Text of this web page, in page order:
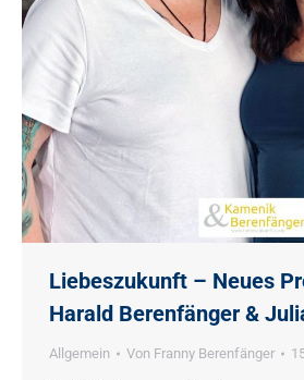
Liebeszukunft – Neues
Harald Berenfänger &
Allgemein Von Franny Berenfänger